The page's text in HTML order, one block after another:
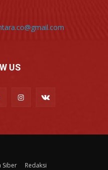
US
Siber Redaksi